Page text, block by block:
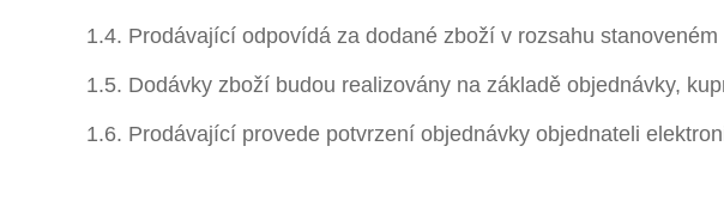
1.4. Prodávající odpovídá za dodané zboží v rozsahu
1.5. Dodávky zboží budou realizovány na základě objednávky,
1.6. Prodávající provede potvrzení objednávky objednateli